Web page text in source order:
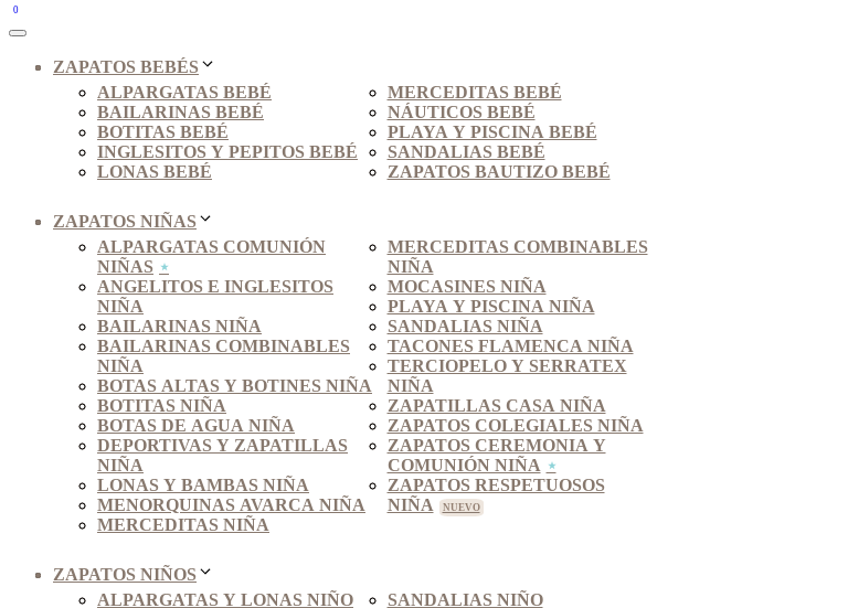
0
ZAPATOS BEBÉS
ALPARGATAS BEBÉ
BAILARINAS BEBÉ
BOTITAS BEBÉ
INGLESITOS Y PEPITOS BEBÉ
LONAS BEBÉ
MERCEDITAS BEBÉ
NÁUTICOS BEBÉ
PLAYA Y PISCINA BEBÉ
SANDALIAS BEBÉ
ZAPATOS BAUTIZO BEBÉ
ZAPATOS NIÑAS
ALPARGATAS COMUNIÓN
NIÑAS
ANGELITOS E INGLESITOS
NIÑA
BAILARINAS NIÑA
BAILARINAS COMBINABLES
NIÑA
BOTAS ALTAS Y BOTINES NIÑA
BOTITAS NIÑA
BOTAS DE AGUA NIÑA
DEPORTIVAS Y ZAPATILLAS
NIÑA
LONAS Y BAMBAS NIÑA
MENORQUINAS AVARCA NIÑA
MERCEDITAS NIÑA
MERCEDITAS COMBINABLES
NIÑA
MOCASINES NIÑA
PLAYA Y PISCINA NIÑA
SANDALIAS NIÑA
TACONES FLAMENCA NIÑA
TERCIOPELO Y SERRATEX
NIÑA
ZAPATILLAS CASA NIÑA
ZAPATOS COLEGIALES NIÑA
ZAPATOS CEREMONIA Y
COMUNIÓN NIÑA
ZAPATOS RESPETUOSOS
NIÑA
ZAPATOS NIÑOS
ALPARGATAS Y LONAS NIÑO
SANDALIAS NIÑO